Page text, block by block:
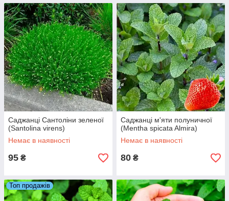
Саджанці Сантоліни зеленої
(Santolina virens)
Немає в наявності
95 ₴
Саджанці м'яти полуничної
(Mentha spicata Almira)
Немає в наявності
80 ₴
Топ продажів